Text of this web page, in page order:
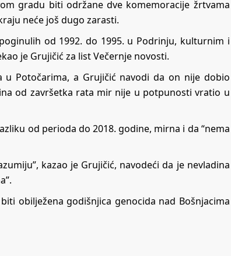
gradu biti održane dve komemoracije žrtvama
neće još dugo zarasti.
od 1992. do 1995. u Podrinju, kulturnim i
je Grujičić za list Večernje novosti.
u Potočarima, a Grujičić navodi da on nije dobio
od završetka rata mir nije u potpunosti vratio u
od perioda do 2018. godine, mirna i da “nema
kazao je Grujičić, navodeći da je nevladina
obilježena godišnjica genocida nad Bošnjacima